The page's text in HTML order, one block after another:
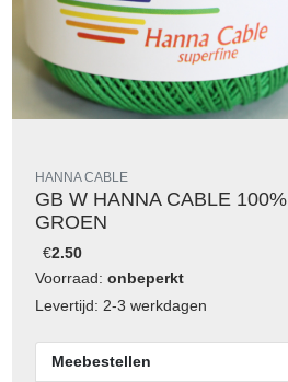
HANNA CABLE
GB W HANNA CABLE
GROEN
€2.50
Voorraad: onbeperkt
Levertijd: 2-3 werkdagen
Meebestellen